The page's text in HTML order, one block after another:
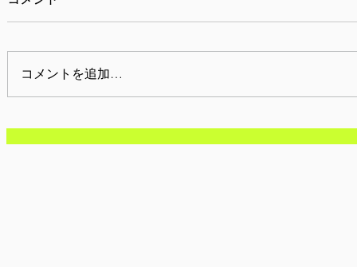
【開催告知】8月15日
【開催報
コメントを追加…